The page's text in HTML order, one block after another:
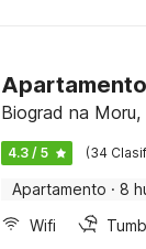
Biograd na
4.3 / 5 (34
Apartamento · 8
Wifi